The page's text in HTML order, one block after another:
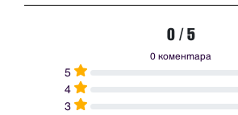
0 / 5
0 коментара
5
4
3